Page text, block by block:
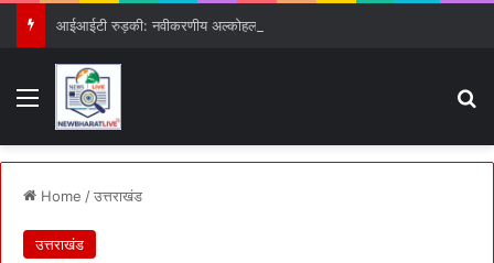
Menu
Home /उत्तराखंड
उत्तराखंड